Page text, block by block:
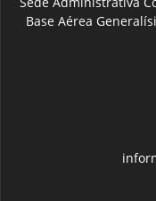
Base Aérea